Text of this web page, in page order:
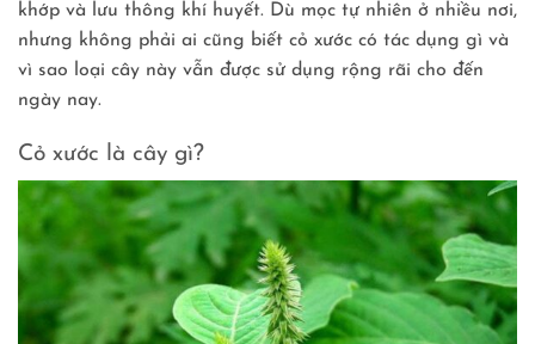
khớp và lưu thông khí huyết. Dù mọc tự nhiên ở nhiều nơi,
nhưng không phải ai cũng biết cỏ xước có tác dụng gì và
vì sao loại cây này vẫn được sử dụng rộng rãi cho đến
ngày nay.
Cỏ xước là cây gì?